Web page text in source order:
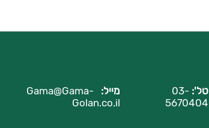
טל': 03-
5670404
מייל:
Gama@Gama-
Golan.co.il